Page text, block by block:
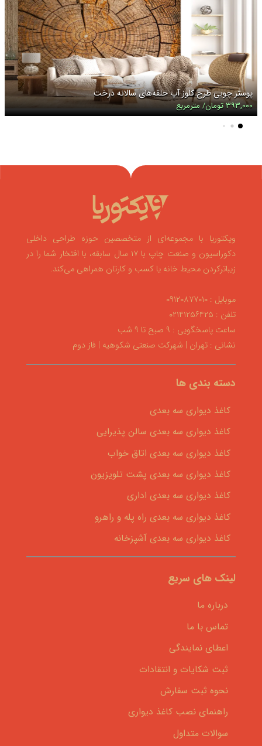
پوستر چوبی طرح کلوز آپ حلقه‌های سالانه درخت
۳۹۳,۰۰۰ تومان/ مترمربع
ویکتوریا با مجموعه‌ای از متخصصین حوزه طراحی داخلی
دکوراسیون و صنعت چاپ با ۱۷ سال سابقه، با افتخار شما را در
زیباترکردن محیط خانه یا کسب و کارتان همراهی می‌کند.
موبایل : ۰۹۱۲۰۸۷۷۰۱۰
تلفن : ۰۲۱۴۱۲۵۶۴۲۵
ساعت پاسخگویی : ۹ صبح تا ۹ شب
نشانی : تهران | شهرکت صنعتی شکوهیه | فاز دوم
دسته بندی ها
کاغذ دیواری سه بعدی
کاغذ دیواری سه بعدی سالن پذیرایی
کاغذ دیواری سه بعدی اتاق خواب
کاغذ دیواری سه بعدی پشت تلویزیون
کاغذ دیواری سه بعدی اداری
کاغذ دیواری سه بعدی راه پله و راهرو
کاغذ دیواری سه بعدی آشپزخانه
لینک های سریع
درباره ما
تماس با ما
اعطای نمایندگی
ثبت شکایات و انتقادات
نحوه ثبت سفارش
راهنمای نصب کاغذ دیواری
سوالات متداول